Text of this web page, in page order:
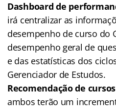
Dashboard de
irá centralizar as
desempenho de curso do
desempenho geral de
e das estatísticas dos
Gerenciador de Estudos.
Recomendação de
ambos terão um